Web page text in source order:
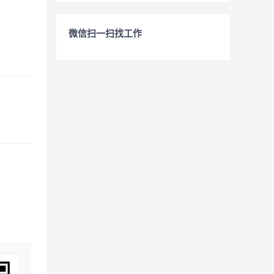
微信扫一扫找工作